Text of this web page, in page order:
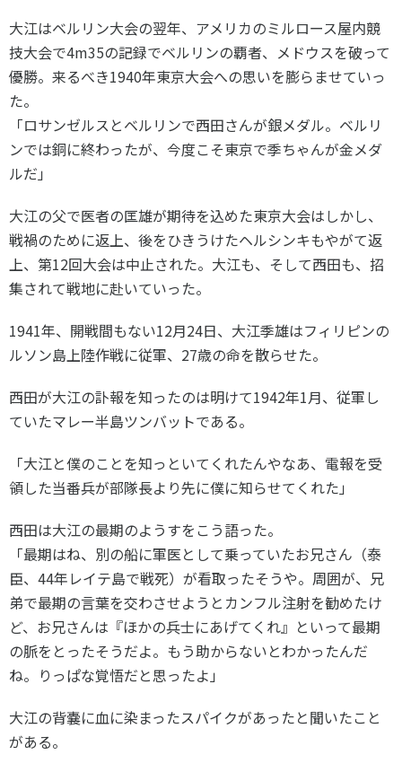
大江はベルリン大会の翌年、アメリカのミルロース屋内競
技大会で4m35の記録でベルリンの覇者、メドウスを破って
優勝。来るべき1940年東京大会への思いを膨らませていっ
た。
「ロサンゼルスとベルリンで西田さんが銀メダル。ベルリ
ンでは銅に終わったが、今度こそ東京で季ちゃんが金メダ
ルだ」
大江の父で医者の匡雄が期待を込めた東京大会はしかし、
戦禍のために返上、後をひきうけたヘルシンキもやがて返
上、第12回大会は中止された。大江も、そして西田も、招
集されて戦地に赴いていった。
1941年、開戦間もない12月24日、大江季雄はフィリピンの
ルソン島上陸作戦に従軍、27歳の命を散らせた。
西田が大江の訃報を知ったのは明けて1942年1月、従軍し
ていたマレー半島ツンバットである。
「大江と僕のことを知っといてくれたんやなあ、電報を受
領した当番兵が部隊長より先に僕に知らせてくれた」
西田は大江の最期のようすをこう語った。
「最期はね、別の船に軍医として乗っていたお兄さん（泰
臣、44年レイテ島で戦死）が看取ったそうや。周囲が、兄
弟で最期の言葉を交わさせようとカンフル注射を勧めたけ
ど、お兄さんは『ほかの兵士にあげてくれ』といって最期
の脈をとったそうだよ。もう助からないとわかったんだ
ね。りっぱな覚悟だと思ったよ」
大江の背嚢に血に染まったスパイクがあったと聞いたこと
がある。